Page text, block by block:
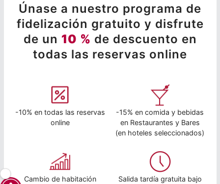
Únase a nuestro programa de
fidelización gratuito y disfrute
de un 10 % de descuento en
todas las reservas online
-10% en todas las reservas
online
-15% en comida y bebidas
en Restaurantes y Bares
(en hoteles seleccionados)
Cambio de habitación
Salida tardía gratuita bajo